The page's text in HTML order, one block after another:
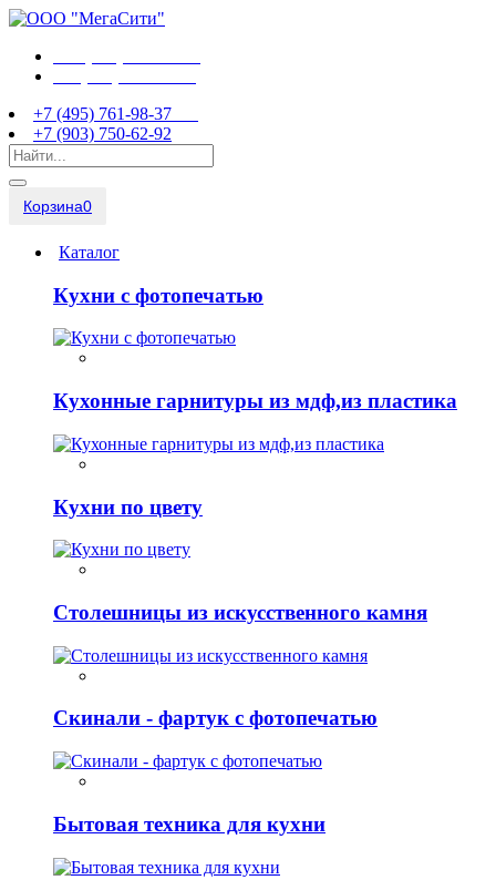
+7 (495) 761-98-37
+7 (903) 750-62-92
Корзина0
Каталог
Кухни с фотопечатью
Кухонные гарнитуры из мдф,из пластика
Кухни по цвету
Столешницы из искусственного камня
Скинали - фартук с фотопечатью
Бытовая техника для кухни